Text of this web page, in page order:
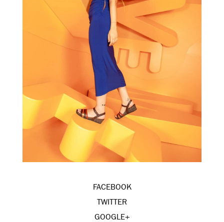
FACEBOOK
TWITTER
GOOGLE+